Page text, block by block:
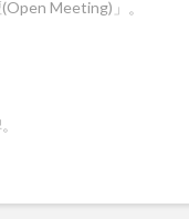
Meeting)」。